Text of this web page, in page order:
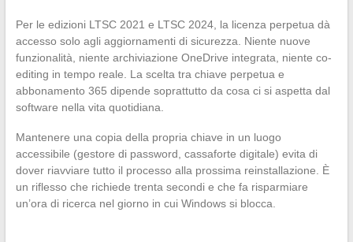
Per le edizioni LTSC 2021 e LTSC 2024, la licenza perpetua dà
accesso solo agli aggiornamenti di sicurezza. Niente nuove
funzionalità, niente archiviazione OneDrive integrata, niente co-
editing in tempo reale. La scelta tra chiave perpetua e
abbonamento 365 dipende soprattutto da cosa ci si aspetta dal
software nella vita quotidiana.
Mantenere una copia della propria chiave in un luogo
accessibile (gestore di password, cassaforte digitale) evita di
dover riavviare tutto il processo alla prossima reinstallazione. È
un riflesso che richiede trenta secondi e che fa risparmiare
un’ora di ricerca nel giorno in cui Windows si blocca.